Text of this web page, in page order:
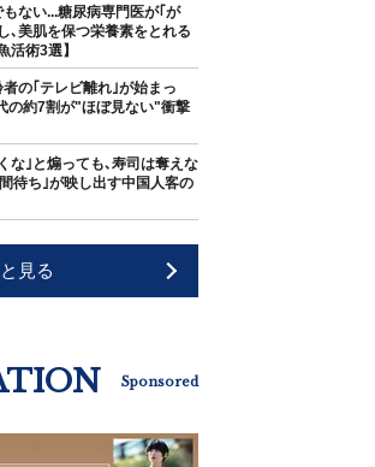
ない...糖尿病専門医が｢が
､美肌を保つ栄養素をとれる
活術3選】
の｢テレビ離れ｣が始まっ
の約7割が"ほぼ見ない"衝撃
な｣と煽っても､寿司は奪えな
待ち｣が映し出す中国人客の
見る
Sponsored